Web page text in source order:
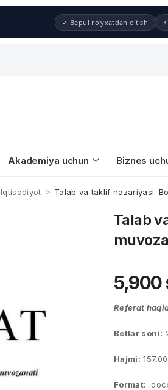
✓ Bepul ro'yxatdan o'tish
Akademiya uchun Biznes
Iqtisodiyot > Talab va taklif nazariyasi.
Talab
5,900
Referat
Betlar soni:
Hajmi:
Format: